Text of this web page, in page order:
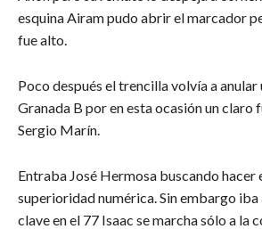
esquina Airam pudo abrir el marcador
fue alto.
Poco después el trencilla volvía a anular
Granada B por en esta ocasión un claro
Sergio Marín.
Entraba José Hermosa buscando hacer
superioridad numérica. Sin embargo iba
clave en el 77 Isaac se marcha sólo a la